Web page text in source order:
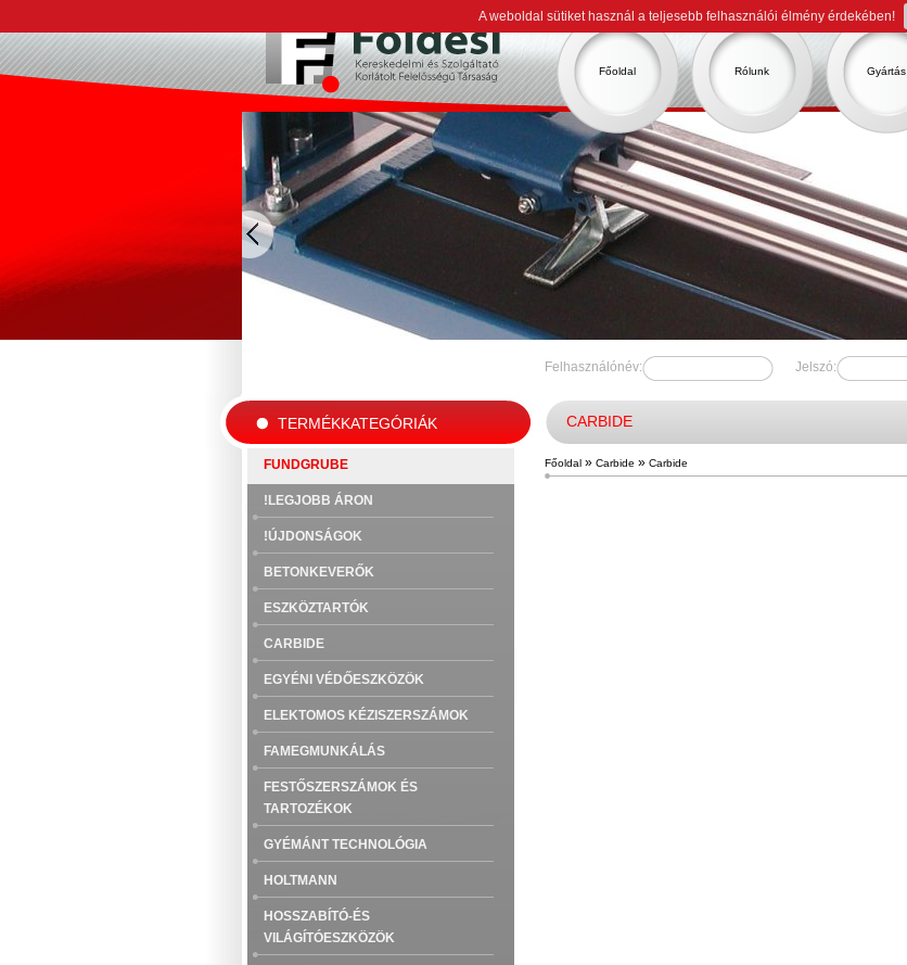
A weboldal sütiket használ a teljesebb felhasználói élmény érdekében!
Főoldal Rólunk Gyártás
FUNDGRUBE
!LEGJOBB ÁRON
!ÚJDONSÁGOK
BETONKEVERŐK
ESZKÖZTARTÓK
CARBIDE
EGYÉNI VÉDŐESZKÖZÖK
ELEKTOMOS KÉZISZERSZÁMOK
FAMEGMUNKÁLÁS
FESTŐSZERSZÁMOK ÉS
TARTOZÉKOK
GYÉMÁNT TECHNOLÓGIA
HOLTMANN
HOSSZABÍTÓ-ÉS
VILÁGÍTÓESZKÖZÖK
TERMÉKKATEGÓRIÁK
Felhasználónév: Jelszó:
CARBIDE
Főoldal » Carbide » Carbide